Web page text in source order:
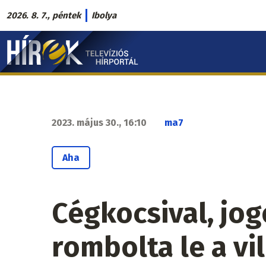
Ugrás
a
tartalomra
2026. 8. 7., péntek Ibolya
Hírek.sk
fő
2023. május 30., 16:10 ma7
Aha
Cégkocsival,
rombolta le a